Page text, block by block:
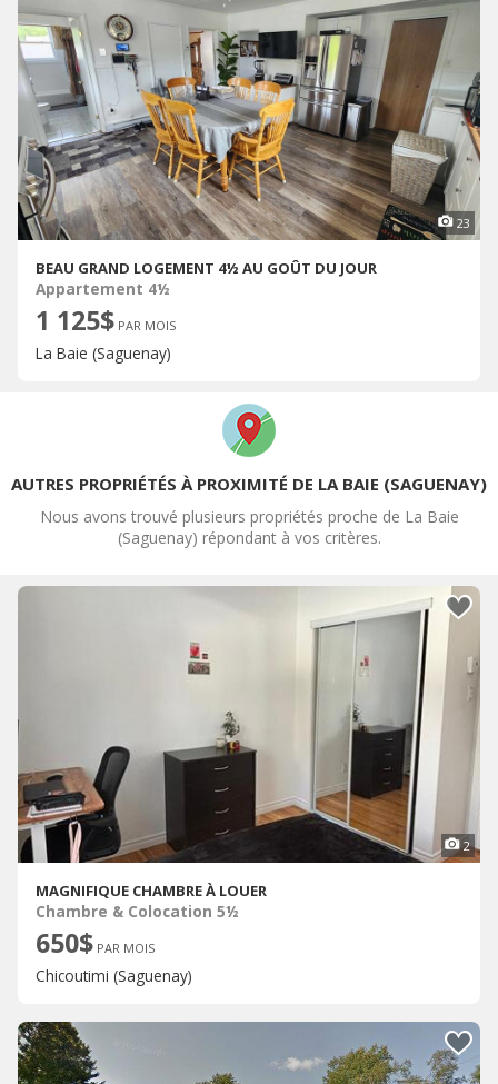
23
BEAU GRAND LOGEMENT 4½ AU GOÛT DU JOUR
Appartement 4½
1 125$ PAR MOIS
La Baie (Saguenay)
AUTRES PROPRIÉTÉS À PROXIMITÉ DE LA BAIE (SAGUENAY)
Nous avons trouvé plusieurs propriétés proche de La Baie
(Saguenay) répondant à vos critères.
2
MAGNIFIQUE CHAMBRE À LOUER
Chambre & Colocation 5½
650$ PAR MOIS
Chicoutimi (Saguenay)